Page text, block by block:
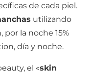
de cada piel.
utilizando
por la noche 15%
día y noche.
el «skin